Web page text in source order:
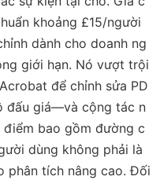
khoảng £15/người
dành cho doanh ng
giới hạn. Nó vượt trội
để chỉnh sửa PD
đấu giá—và cộng tác n
bao gồm đường c
dùng không phải là
phân tích nâng cao. Đối